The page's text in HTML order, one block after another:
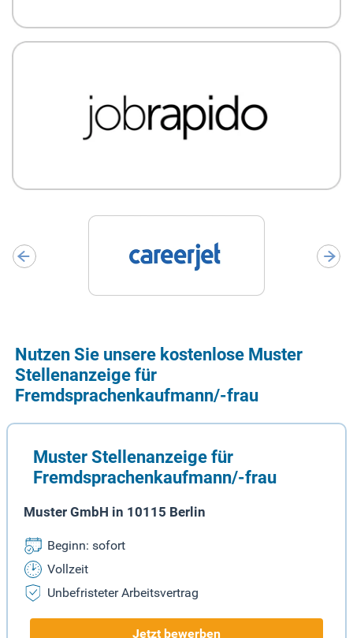
Nutzen Sie unsere kostenlose Muster
Stellenanzeige für
Fremdsprachenkaufmann/-frau
Muster Stellenanzeige für
Fremdsprachenkaufmann/-frau
Muster GmbH in 10115 Berlin
Beginn: sofort
Vollzeit
Unbefristeter Arbeitsvertrag
Jetzt bewerben